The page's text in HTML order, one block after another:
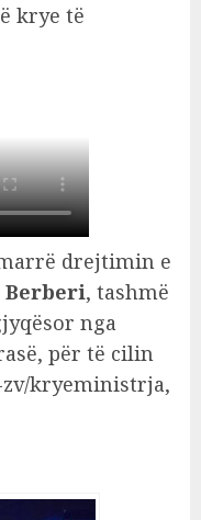
krye të
drejtimin e
Berberi, tashmë
nga
për të cilin
zv/kryeministrja,